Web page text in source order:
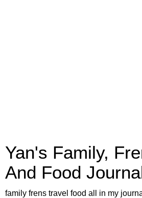
Yan's Family,
And Food
family frens travel food all in my